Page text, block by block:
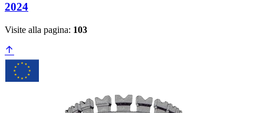
2024
Visite alla pagina: 103